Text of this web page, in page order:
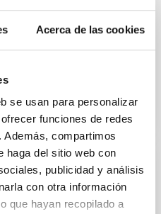
Acerca de las cookies
se usan para personalizar
funciones de redes
compartimos
haga del sitio web con
publicidad y análisis
con otra información
que hayan recopilado a
al alumnado que se
educativa entre
de Canarias y la